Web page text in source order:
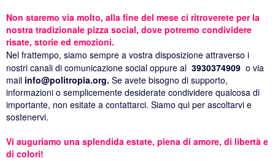
Non staremo via molto, alla fine del mese ci ritroverete per la
nostra tradizionale pizza social, dove potremo condividere
risate, storie ed emozioni.
Nel frattempo, siamo sempre a vostra disposizione attraverso i
nostri canali di comunicazione social oppure al 3930374909 o via
mail info@politropia.org. Se avete bisogno di supporto,
informazioni o semplicemente desiderate condividere qualcosa di
importante, non esitate a contattarci. Siamo qui per ascoltarvi e
sostenervi.
Vi auguriamo una splendida estate, piena di amore, di libertà e
di colori!